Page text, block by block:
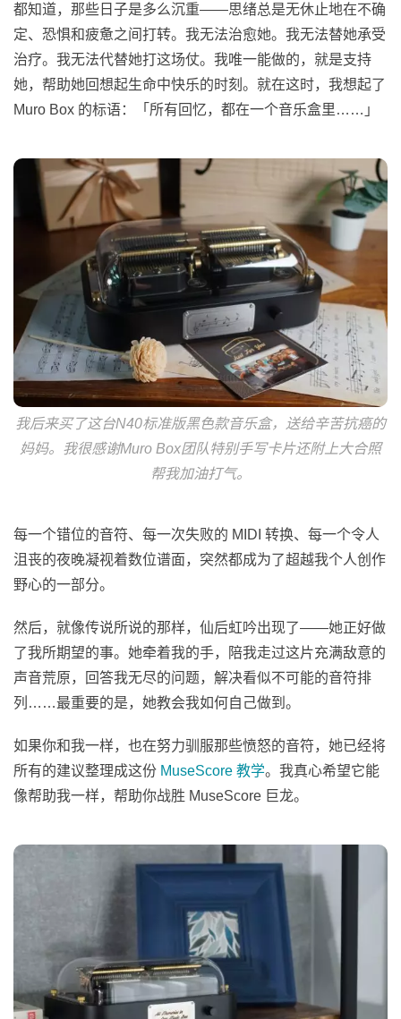
都知道，那些日子是多么沉重——思绪总是无休止地在不确
定、恐惧和疲惫之间打转。我无法治愈她。我无法替她承受
治疗。我无法代替她打这场仗。我唯一能做的，就是支持
她，帮助她回想起生命中快乐的时刻。就在这时，我想起了
Muro Box 的标语：「所有回忆，都在一个音乐盒里……」
我后来买了这台N40标准版黑色款音乐盒，送给辛苦抗癌的
妈妈。我很感谢Muro Box团队特别手写卡片还附上大合照
帮我加油打气。
每一个错位的音符、每一次失败的 MIDI 转换、每一个令人
沮丧的夜晚凝视着数位谱面，突然都成为了超越我个人创作
野心的一部分。
然后，就像传说所说的那样，仙后虹吟出现了——她正好做
了我所期望的事。她牵着我的手，陪我走过这片充满敌意的
声音荒原，回答我无尽的问题，解决看似不可能的音符排
列……最重要的是，她教会我如何自己做到。
如果你和我一样，也在努力驯服那些愤怒的音符，她已经将
所有的建议整理成这份 MuseScore 教学。我真心希望它能
像帮助我一样，帮助你战胜 MuseScore 巨龙。